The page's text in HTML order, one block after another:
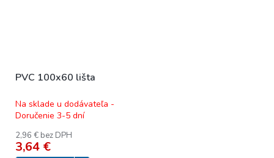
PVC 100x60 lišta
Na sklade u dodávateľa -
Doručenie 3-5 dní
2,96 € bez DPH
3,64 €